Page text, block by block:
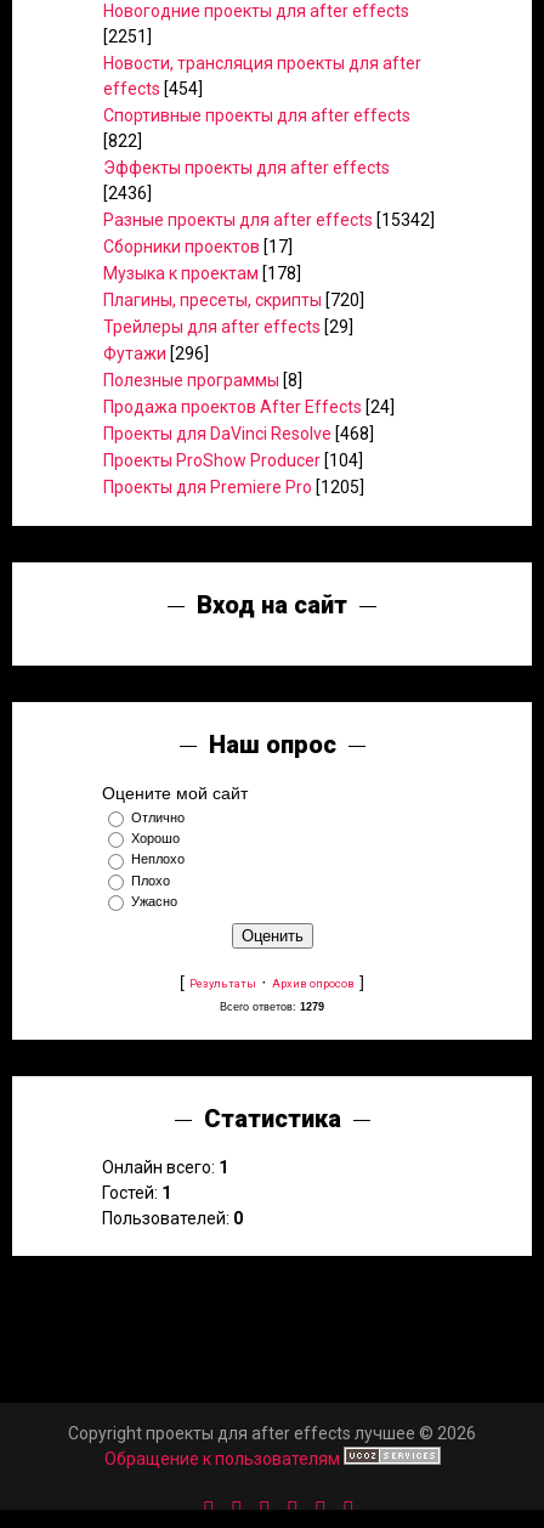
Новогодние проекты для after effects
[2251]
Новости, трансляция проекты для after
effects [454]
Спортивные проекты для after effects
[822]
Эффекты проекты для after effects
[2436]
Разные проекты для after effects [15342]
Сборники проектов [17]
Музыка к проектам [178]
Плагины, пресеты, скрипты [720]
Трейлеры для after effects [29]
Футажи [296]
Полезные программы [8]
Продажа проектов After Effects [24]
Проекты для DaVinci Resolve [468]
Проекты ProShow Producer [104]
Проекты для Premiere Pro [1205]
Вход на сайт
Наш опрос
Оцените мой сайт
Отлично
Хорошо
Неплохо
Плохо
Ужасно
[ Результаты · Архив опросов ]
Всего ответов: 1279
Статистика
Онлайн всего: 1
Гостей: 1
Пользователей: 0
Copyright проекты для after effects лучшее © 2026
Обращение к пользователям